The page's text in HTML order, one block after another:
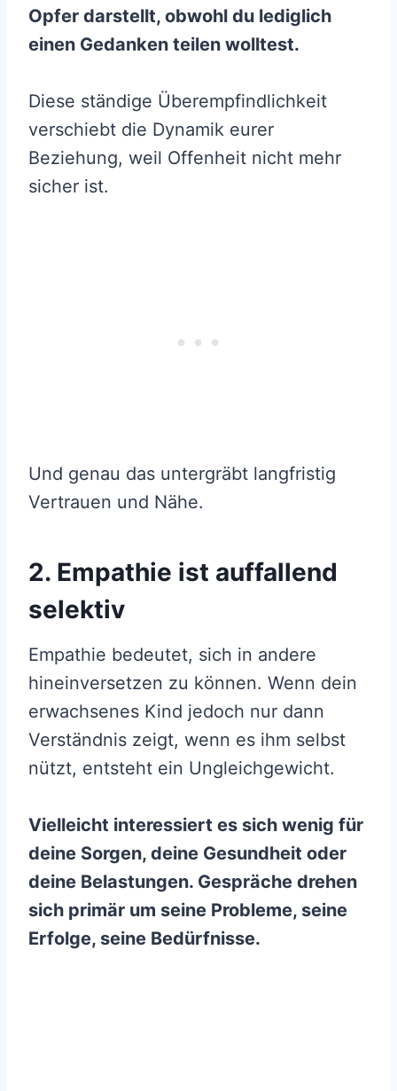
Opfer darstellt, obwohl du lediglich
einen Gedanken teilen wolltest.
Diese ständige Überempfindlichkeit
verschiebt die Dynamik eurer
Beziehung, weil Offenheit nicht mehr
sicher ist.
Und genau das untergräbt langfristig
Vertrauen und Nähe.
2. Empathie ist auffallend
selektiv
Empathie bedeutet, sich in andere
hineinversetzen zu können. Wenn dein
erwachsenes Kind jedoch nur dann
Verständnis zeigt, wenn es ihm selbst
nützt, entsteht ein Ungleichgewicht.
Vielleicht interessiert es sich wenig für
deine Sorgen, deine Gesundheit oder
deine Belastungen. Gespräche drehen
sich primär um seine Probleme, seine
Erfolge, seine Bedürfnisse.